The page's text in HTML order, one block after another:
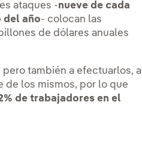
ataques -nueve de cada
del año- colocan las
de dólares anuales
pero también a efectuarlos, a
de los mismos, por lo que
de trabajadores en el